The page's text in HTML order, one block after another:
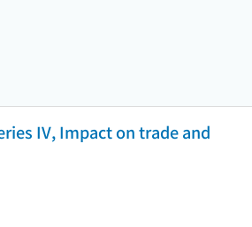
IV, Impact on trade and